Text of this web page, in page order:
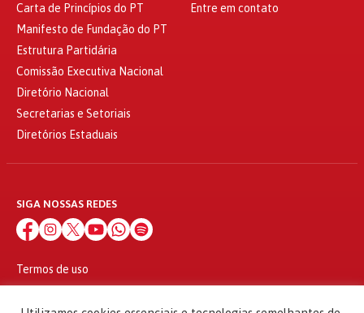
Carta de Princípios do PT
Manifesto de Fundação do PT
Estrutura Partidária
Comissão Executiva Nacional
Diretório Nacional
Secretarias e Setoriais
Diretórios Estaduais
Entre em contato
SIGA NOSSAS REDES
Termos de uso
© 2010 - 2026